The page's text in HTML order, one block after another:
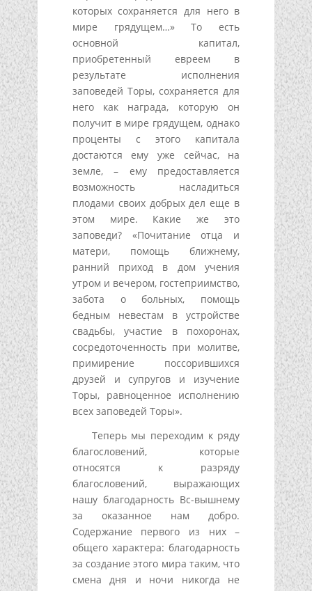
которых сохраняется для него в
мире грядущем…» То есть
основной капитал,
приобретенный евреем в
результате исполнения
заповедей Торы, сохраняется для
него как награда, которую он
получит в мире грядущем, однако
проценты с этого капитала
достаются ему уже сейчас, на
земле, – ему предоставляется
возможность насладиться
плодами своих добрых дел еще в
этом мире. Какие же это
заповеди? «Почитание отца и
матери, помощь ближнему,
ранний приход в дом учения
утром и вечером, гостеприимство,
забота о больных, помощь
бедным невестам в устройстве
свадьбы, участие в похоронах,
сосредоточенность при молитве,
примирение поссорившихся
друзей и супругов и изучение
Торы, равноценное исполнению
всех заповедей Торы».
Теперь мы переходим к ряду
благословений, которые
относятся к разряду
благословений, выражающих
нашу благодарность Вс-вышнему
за оказанное нам добро.
Содержание первого из них –
общего характера: благодарность
за создание этого мира таким, что
смена дня и ночи никогда не